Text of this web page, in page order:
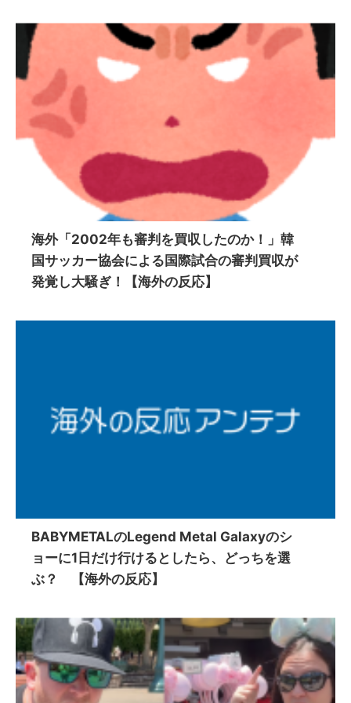
海外「2002年も審判を買収したのか！」韓
国サッカー協会による国際試合の審判買収が
発覚し大騒ぎ！【海外の反応】
BABYMETALのLegend Metal Galaxyのシ
ョーに1日だけ行けるとしたら、どっちを選
ぶ？ 【海外の反応】